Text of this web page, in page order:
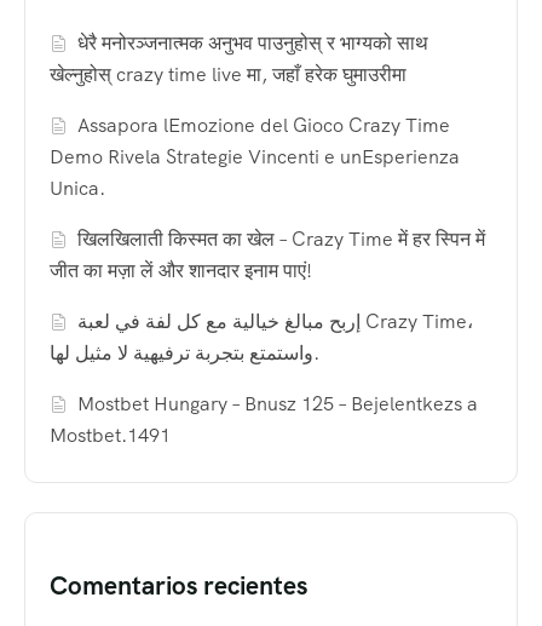
धेरै मनोरञ्जनात्मक अनुभव पाउनुहोस् र भाग्यको साथ
खेल्नुहोस् crazy time live मा, जहाँ हरेक घुमाउरीमा
Assapora lEmozione del Gioco Crazy Time
Demo Rivela Strategie Vincenti e unEsperienza
Unica.
खिलखिलाती किस्मत का खेल – Crazy Time में हर स्पिन में
जीत का मज़ा लें और शानदार इनाम पाएं!
إربح مبالغ خيالية مع كل لفة في لعبة Crazy Time،
واستمتع بتجربة ترفيهية لا مثيل لها.
Mostbet Hungary – Bnusz 125 – Bejelentkezs a
Mostbet.1491
Comentarios recientes